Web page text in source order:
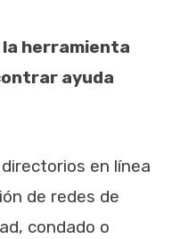
herramienta
ayuda
en línea
de redes de
condado o